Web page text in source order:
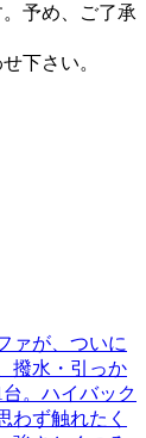
予め、ご了承
下さい。